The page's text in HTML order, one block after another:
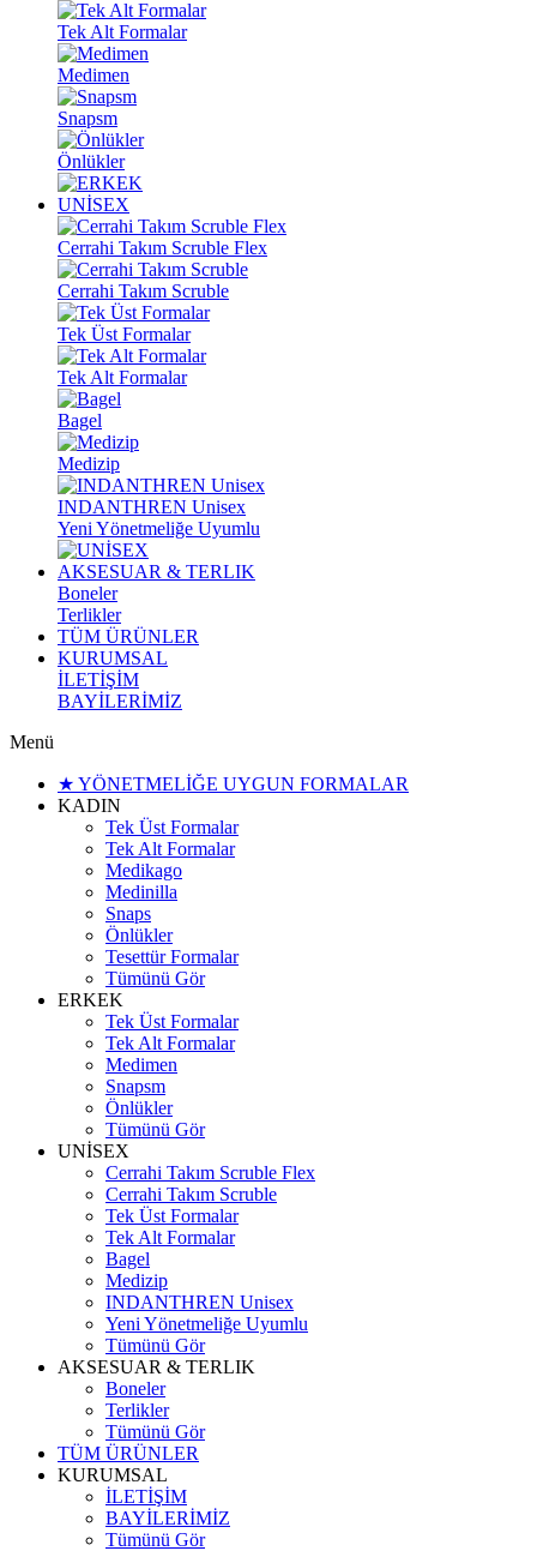
Tek Alt Formalar
Medimen
Snapsm
Önlükler
UNİSEX
Cerrahi Takım Scruble Flex
Cerrahi Takım Scruble
Tek Üst Formalar
Tek Alt Formalar
Bagel
Medizip
INDANTHREN Unisex
Yeni Yönetmeliğe Uyumlu
AKSESUAR & TERLIK
Boneler
Terlikler
TÜM ÜRÜNLER
KURUMSAL
İLETİŞİM
BAYİLERİMİZ
Menü
★ YÖNETMELİĞE UYGUN FORMALAR
KADIN
Tek Üst Formalar
Tek Alt Formalar
Medikago
Medinilla
Snaps
Önlükler
Tesettür Formalar
Tümünü Gör
ERKEK
Tek Üst Formalar
Tek Alt Formalar
Medimen
Snapsm
Önlükler
Tümünü Gör
UNİSEX
Cerrahi Takım Scruble Flex
Cerrahi Takım Scruble
Tek Üst Formalar
Tek Alt Formalar
Bagel
Medizip
INDANTHREN Unisex
Yeni Yönetmeliğe Uyumlu
Tümünü Gör
AKSESUAR & TERLIK
Boneler
Terlikler
Tümünü Gör
TÜM ÜRÜNLER
KURUMSAL
İLETİŞİM
BAYİLERİMİZ
Tümünü Gör